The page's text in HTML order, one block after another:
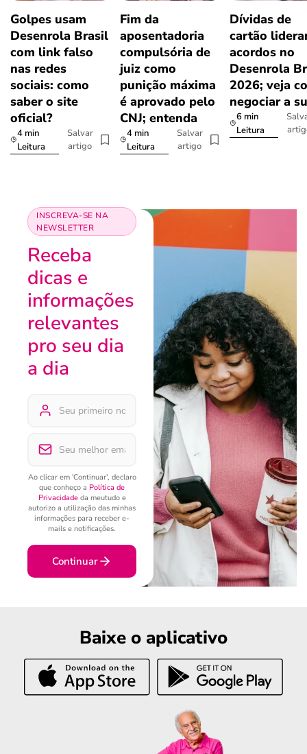
Golpes usam
Desenrola Brasil
com link falso
nas redes
sociais: como
saber o site
oficial?
4 min
Leitura
Salvar
artigo
Fim da
aposentadoria
compulsória de
juiz como
punição máxima
é aprovado pelo
CNJ; entenda
4 min
Leitura
Salvar
artigo
Dívidas de
cartão
acordos no
Desenrola
2026; veja
negociar a
6 min
Leitura
INSCREVA-SE NA
NEWSLETTER
Receba
dicas e
informações
relevantes
pro seu dia
a dia
Ao clicar em 'Continuar', declaro
que conheço a Política de
Privacidadeda meutudo e
autorizo a utilização das minhas
informações para receber e-
mails e notificações.
Continuar
Baixe o aplicativo